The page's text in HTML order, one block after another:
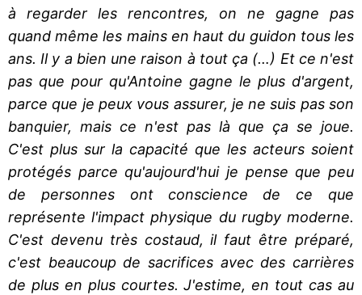
à regarder les rencontres, on ne gagne pas
quand même les mains en haut du guidon tous les
ans. Il y a bien une raison à tout ça (…) Et ce n'est
pas que pour qu'Antoine gagne le plus d'argent,
parce que je peux vous assurer, je ne suis pas son
banquier, mais ce n'est pas là que ça se joue.
C'est plus sur la capacité que les acteurs soient
protégés parce qu'aujourd'hui je pense que peu
de personnes ont conscience de ce que
représente l'impact physique du rugby moderne.
C'est devenu très costaud, il faut être préparé,
c'est beaucoup de sacrifices avec des carrières
de plus en plus courtes. J'estime, en tout cas au